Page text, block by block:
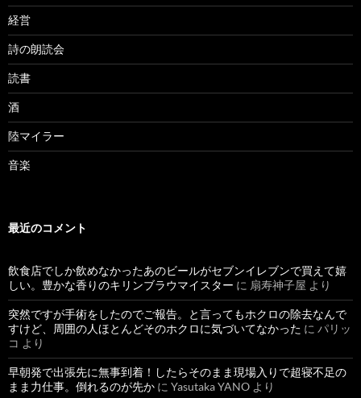
経営
詩の朗読会
読書
酒
陸マイラー
音楽
最近のコメント
飲食店でしか飲めなかったあのビールがセブンイレブンで買えて嬉
しい。豊かな香りのキリンブラウマイスター に 扇寿神子屋 より
突然ですが手術をしたのでご報告。と言ってもホクロの除去なんで
すけど、周囲の人ほとんどそのホクロに気づいてなかった に パリッ
コ より
早朝発で出張先に無事到着！したらそのまま現場入りで超寝不足の
まま力仕事。倒れるのが先か に Yasutaka YANO より